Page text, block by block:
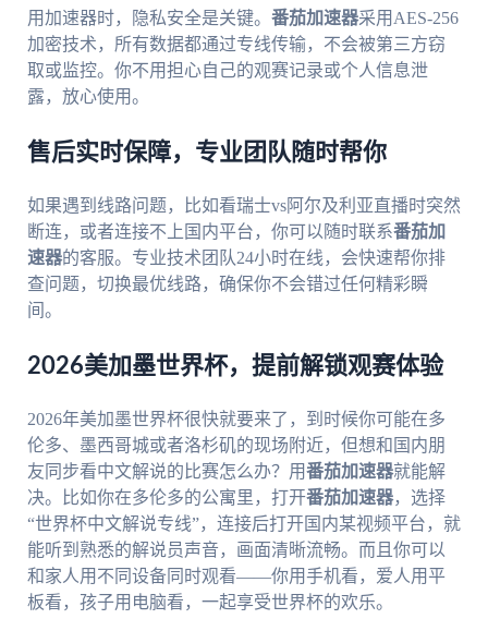
用加速器时，隐私安全是关键。 番茄加速器采用AES-256
加密技术，所有数据都通过专线传输，不会被第三方窃
取或监控。你不用担心自己的观赛记录或个人信息泄
露，放心使用。
售后实时保障，专业团队随时帮你
如果遇到线路问题，比如看瑞士vs阿尔及利亚直播时突然
断连，或者连接不上国内平台，你可以随时联系番茄加
速器的客服。专业技术团队24小时在线，会快速帮你排
查问题，切换最优线路，确保你不会错过任何精彩瞬
间。
2026美加墨世界杯，提前解锁观赛体验
2026年美加墨世界杯很快就要来了，到时候你可能在多
伦多、墨西哥城或者洛杉矶的现场附近，但想和国内朋
友同步看中文解说的比赛怎么办？用番茄加速器就能解
决。比如你在多伦多的公寓里，打开番茄加速器，选择
“世界杯中文解说专线”，连接后打开国内某视频平台，就
能听到熟悉的解说员声音，画面清晰流畅。而且你可以
和家人用不同设备同时观看——你用手机看，爱人用平
板看，孩子用电脑看，一起享受世界杯的欢乐。